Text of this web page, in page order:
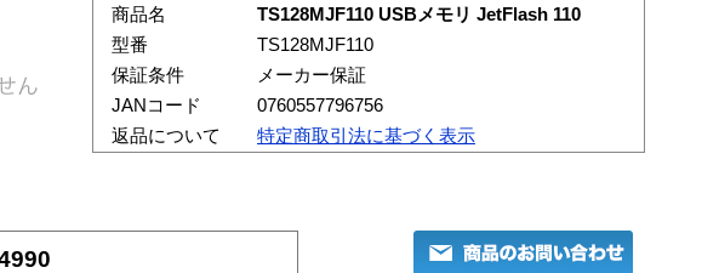
商品名
TS128MJF110 USBメモリ JetFlash 110
型番
TS128MJF110
保証条件
メーカー保証
JANコード
0760557796756
返品について
特定商取引法に基づく表示